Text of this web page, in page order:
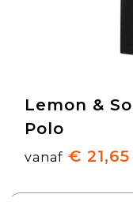
Lemon &
Polo
vanaf € 21,65